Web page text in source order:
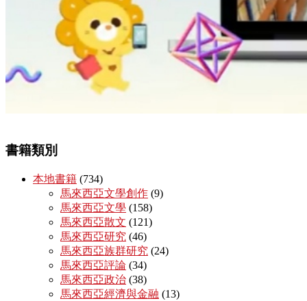
書籍類別
本地書籍 (734)
馬來西亞文學創作 (9)
馬來西亞文學 (158)
馬來西亞散文 (121)
馬來西亞研究 (46)
馬來西亞族群研究 (24)
馬來西亞評論 (34)
馬來西亞政治 (38)
馬來西亞經濟與金融 (13)